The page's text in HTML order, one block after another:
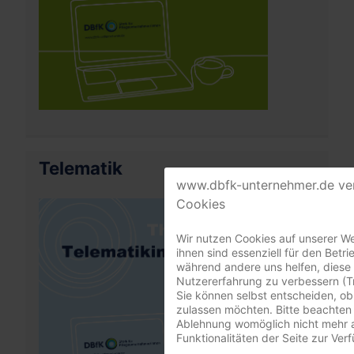
Telematik
www.dbfk-unternehmer.de
Cookies
Wir nutzen Cookies auf unserer
ihnen sind essenziell für den
während andere uns helfen,
Nutzererfahrung zu verbessern
Sie können selbst entscheiden,
zulassen möchten. Bitte
Ablehnung womöglich nicht mehr
Funktionalitäten der Seite zur